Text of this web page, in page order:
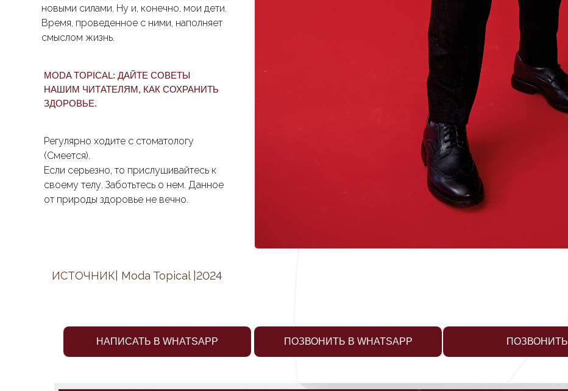
ПОДРОБНЕЙ О ДОКТОРЕ
новыми силами. Ну и, конечно, мои дети.
Время, проведенное с ними, наполняет
смыслом жизнь.
Регулярно ходите с стоматологу
(Смеется).
Если серьезно, то прислушивайтесь к
своему телу. Заботьтесь о нем. Данное
от природы здоровье не вечно.
ИСТОЧНИК| Moda Topical |2024
MODA TOPICAL: ДАЙТЕ СОВЕТЫ
НАШИМ ЧИТАТЕЛЯМ, КАК СОХРАНИТЬ
ЗДОРОВЬЕ.
НАПИСАТЬ В WHATSAPP ПОЗВОНИТЬ
ПОЗВОНИТЬ В WHATSAPP